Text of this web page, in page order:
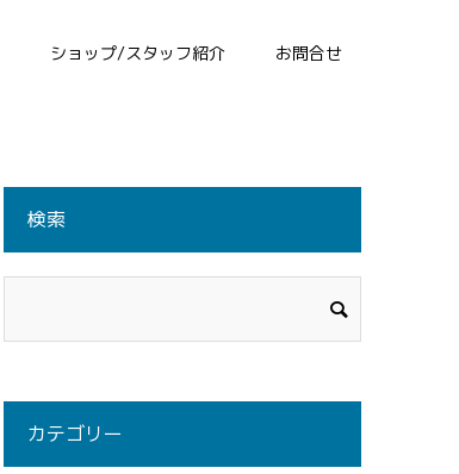
ショップ/スタッフ紹介 お問合せ
検索
カテゴリー